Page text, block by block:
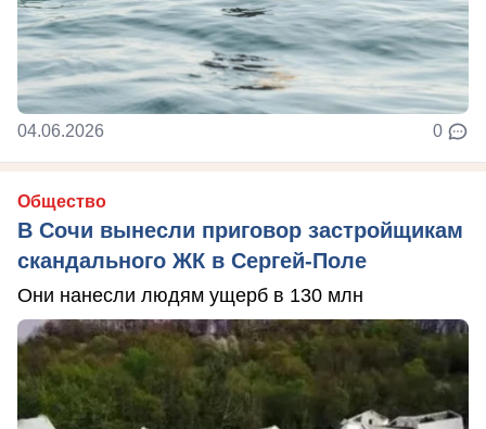
04.06.2026 0
Общество
В Сочи вынесли приговор застройщикам
скандального ЖК в Сергей-Поле
Они нанесли людям ущерб в 130 млн